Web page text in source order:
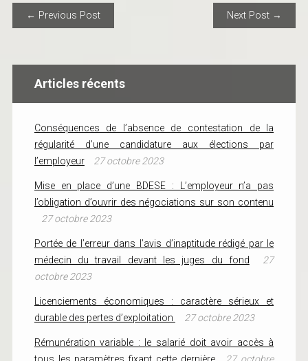
POST NAVIGATION
← Previous Post Next Post →
Articles récents
Conséquences de l’absence de contestation de la
régularité d’une candidature aux élections par
l’employeur
27 octobre 2023
Mise en place d’une BDESE : L’employeur n’a pas
l’obligation d’ouvrir des négociations sur son contenu
27 octobre 2023
Portée de l’erreur dans l’avis d’inaptitude rédigé par le
médecin du travail devant les juges du fond
27
octobre 2023
Licenciements économiques : caractère sérieux et
durable des pertes d’exploitation
27 octobre 2023
Rémunération variable : le salarié doit avoir accès à